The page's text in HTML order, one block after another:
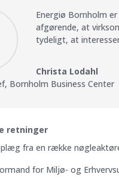
Energiø Bornholm
afgørende, at
tydeligt, at
Christa Lodahl
, Bornholm Business Center
retninger
fra en række
for Miljø- og